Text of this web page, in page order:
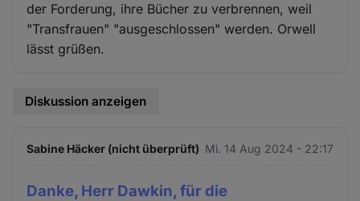
der Forderung, ihre Bücher zu verbrennen, weil
"Transfrauen" "ausgeschlossen" werden. Orwell
lässt grüßen.
Diskussion anzeigen
Sabine Häcker (nicht überprüft) Mi. 14 Aug 2024 - 22:17
Danke, Herr Dawkin, für die